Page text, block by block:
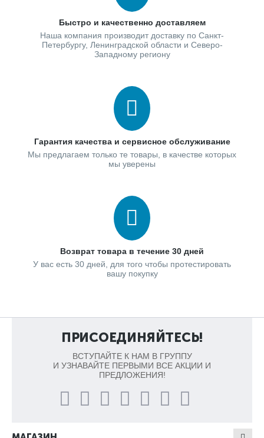
Быстро и качественно доставляем
Наша компания производит доставку по Санкт-
Петербургу, Ленинградской области и Северо-
Западному региону
Гарантия качества и сервисное обслуживание
Мы предлагаем только те товары, в качестве которых
мы уверены
Возврат товара в течение 30 дней
У вас есть 30 дней, для того чтобы протестировать
вашу покупку
ПРИСОЕДИНЯЙТЕСЬ!
ВСТУПАЙТЕ К НАМ В ГРУППУ
И УЗНАВАЙТЕ ПЕРВЫМИ ВСЕ АКЦИИ И
ПРЕДЛОЖЕНИЯ!